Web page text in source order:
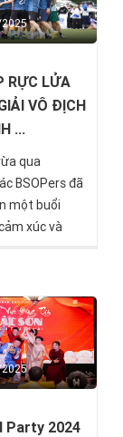
cột mốc
kỷ niệm 15
RỰC LỬA
VÔ ĐỊCH
...
qua
BSOPers đã
một buổi
xúc và
Dưới ánh
rỡ, các cầu
mang đến
diễn
thần chiến
Party 2024